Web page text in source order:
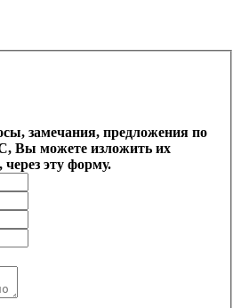
замечания, предложения по
Вы можете изложить их
через эту форму.